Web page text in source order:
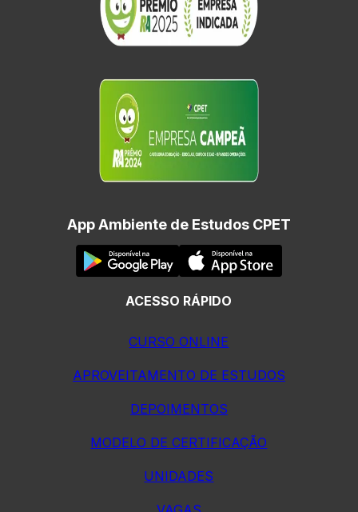
App Ambiente de Estudos CPET
ACESSO RÁPIDO
CURSO ONLINE
APROVEITAMENTO DE ESTUDOS
DEPOIMENTOS
MODELO DE CERTIFICAÇÃO
UNIDADES